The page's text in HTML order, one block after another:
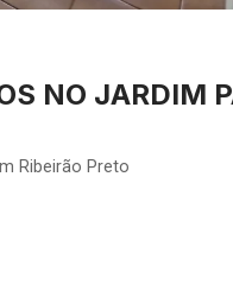
NO JARDIM
Ribeirão Preto